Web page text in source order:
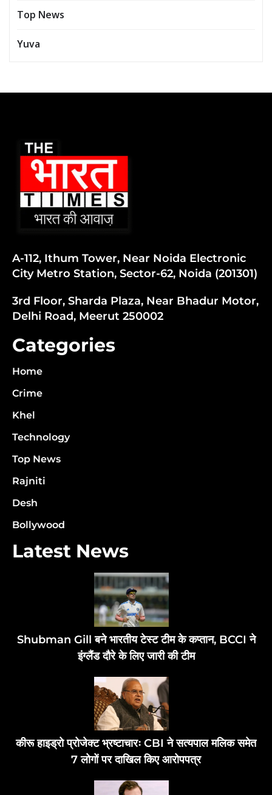
Top News
Yuva
A-112, Ithum Tower, Near Noida Electronic
City Metro Station, Sector-62, Noida (201301)
3rd Floor, Sharda Plaza, Near Bhadur Motor,
Delhi Road, Meerut 250002
Categories
Home
Crime
Khel
Technology
Top News
Rajniti
Desh
Bollywood
Latest News
Shubman Gill बने भारतीय टेस्ट टीम के कप्तान, BCCI ने
इंग्लैंड दौरे के लिए जारी की टीम
कीरू हाइड्रो प्रोजेक्ट भ्रष्टाचारः CBI ने सत्यपाल मलिक समेत
7 लोगों पर दाखिल किए आरोपपत्र